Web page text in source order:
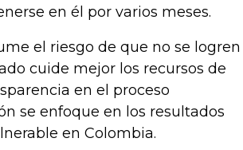
en él por varios meses.
el riesgo de que no se logren
cuide mejor los recursos de
en el proceso
se enfoque en los resultados
en Colombia.